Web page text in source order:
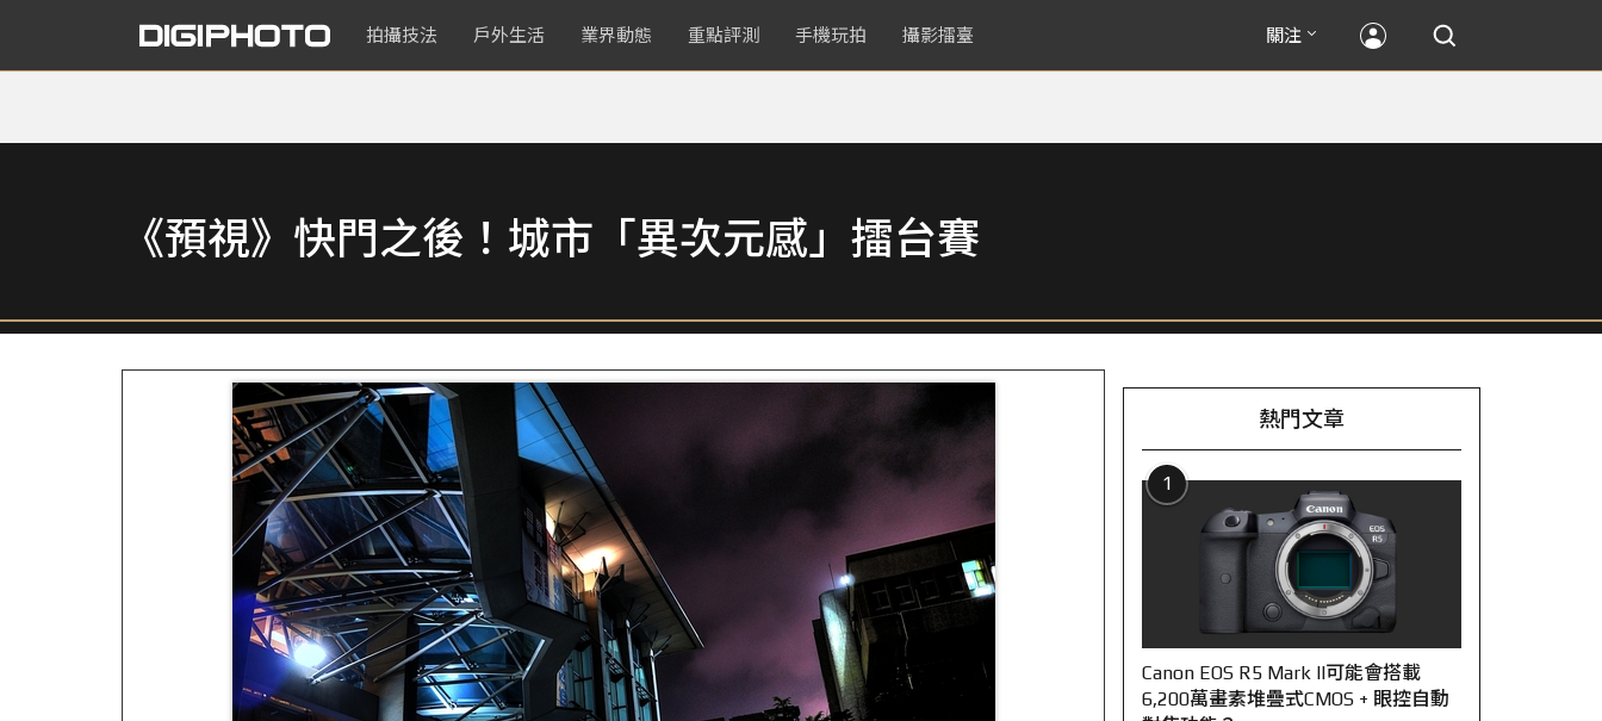
拍攝技法 戶外生活 業界動態 重點評測 手機玩拍 攝影擂臺 關注
《預視》快門之後！城市「異次元感」擂台賽
熱門文章
1
Canon EOS R5 Mark II可能會搭載
6,200萬畫素堆疊式CMOS + 眼控自動